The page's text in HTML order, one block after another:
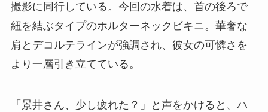
撮影に同行している。今回の水着は、首の後ろで
紐を結ぶタイプのホルターネックビキニ。華奢な
肩とデコルテラインが強調され、彼女の可憐さを
より一層引き立てている。
「景井さん、少し疲れた？」と声をかけると、ハ